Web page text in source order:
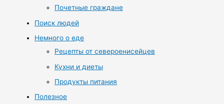
Почетные граждане
Поиск людей
Немного о еде
Рецепты от североенисейцев
Кухни и диеты
Продукты питания
Полезное